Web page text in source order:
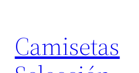
contenido
Camisetas